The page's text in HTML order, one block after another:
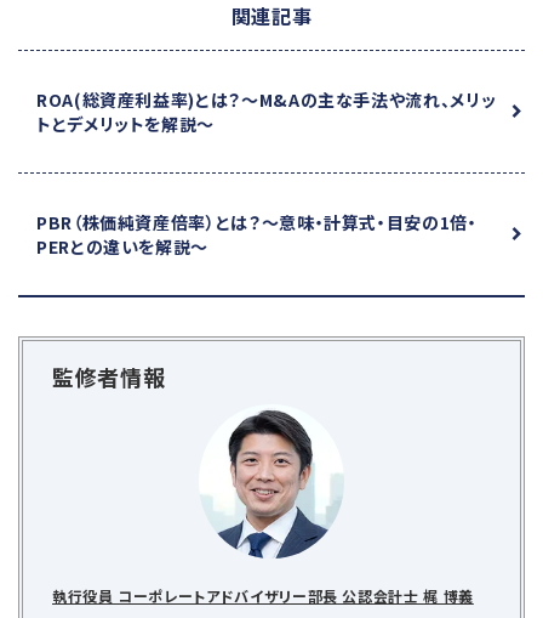
関連記事
ROA(総資産利益率)とは？～M&Aの主な手法や流れ、メリッ
トとデメリットを解説～
PBR（株価純資産倍率）とは？～意味・計算式・目安の1倍・
PERとの違いを解説～
監修者情報
執行役員 コーポレートアドバイザリー部長 公認会計士 梶 博義